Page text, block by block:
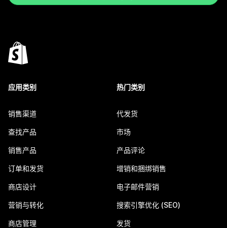
应用类别
销售渠道
查找产品
销售产品
订单和发货
商店设计
营销与转化
商店管理
热门类别
代发货
市场
产品评论
增销和捆绑销售
电子邮件营销
搜索引擎优化 (SEO)
发货